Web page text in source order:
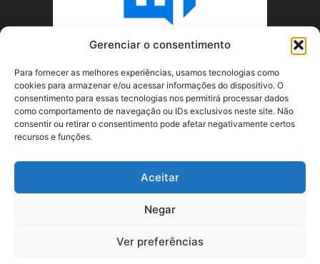
Gerenciar o consentimento
Para fornecer as melhores experiências, usamos tecnologias como
cookies para armazenar e/ou acessar informações do dispositivo. O
consentimento para essas tecnologias nos permitirá processar dados
como comportamento de navegação ou IDs exclusivos neste site. Não
consentir ou retirar o consentimento pode afetar negativamente certos
recursos e funções.
Aceitar
Negar
Ver preferências
SIGA-NOS